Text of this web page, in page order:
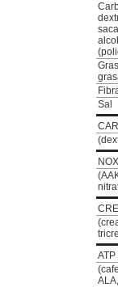
Sal